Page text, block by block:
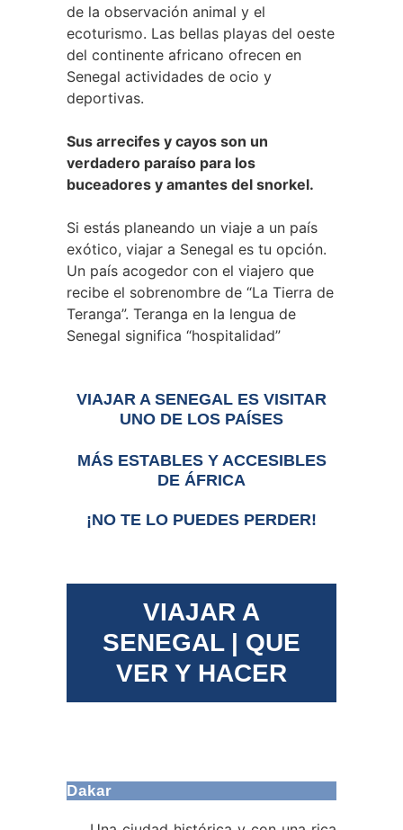
de la observación animal y el
ecoturismo. Las bellas playas del oeste
del continente africano ofrecen en
Senegal actividades de ocio y
deportivas.
Sus arrecifes y cayos son un
verdadero paraíso para los
buceadores y amantes del snorkel.
Si estás planeando un viaje a un país
exótico, viajar a Senegal es tu opción.
Un país acogedor con el viajero que
recibe el sobrenombre de “La Tierra de
Teranga”. Teranga en la lengua de
Senegal significa “hospitalidad”
VIAJAR A SENEGAL ES VISITAR
UNO DE LOS PAÍSES
MÁS ESTABLES Y ACCESIBLES
DE ÁFRICA
¡NO TE LO PUEDES PERDER!
VIAJAR A
SENEGAL | QUE
VER Y HACER
Dakar